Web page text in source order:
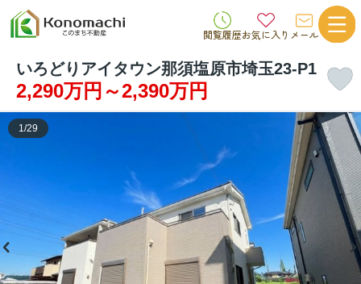
閲覧履歴お気に入り メール
いろどりアイタウン那須塩原市埼玉23-P1
2,290万円～2,390万円
1 /29